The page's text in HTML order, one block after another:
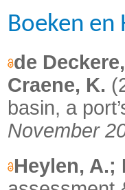
Boeken en
de
Craene, K.
basin, a
November
Heylen, A.;